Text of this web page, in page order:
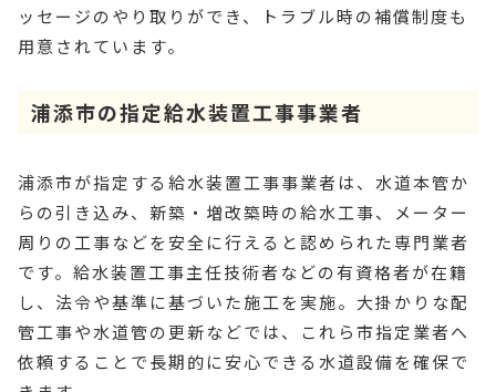
ッセージのやり取りができ、トラブル時の補償制度も
用意されています。
浦添市の指定給水装置工事事業者
浦添市が指定する給水装置工事事業者は、水道本管か
らの引き込み、新築・増改築時の給水工事、メーター
周りの工事などを安全に行えると認められた専門業者
です。給水装置工事主任技術者などの有資格者が在籍
し、法令や基準に基づいた施工を実施。大掛かりな配
管工事や水道管の更新などでは、これら市指定業者へ
依頼することで長期的に安心できる水道設備を確保で